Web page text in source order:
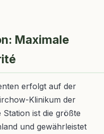
Maximale
erfolgt auf der
Klinikum der
Station ist die größte
und gewährleistet